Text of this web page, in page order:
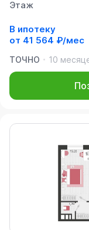
Этаж
В ипотеку
от 41 564 ₽/мес
ТОЧНО
10